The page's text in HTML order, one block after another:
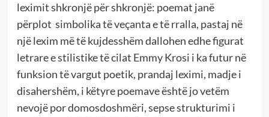
leximit shkronjë për shkronjë: poemat janë
përplot simbolika të veçanta e të rralla, pastaj në
një lexim më të kujdesshëm dallohen edhe figurat
letrare e stilistike të cilat Emmy Krosi i ka futur në
funksion të vargut poetik, prandaj leximi, madje i
disahershëm, i këtyre poemave është jo vetëm
nevojë por domosdoshmëri, sepse strukturimi i